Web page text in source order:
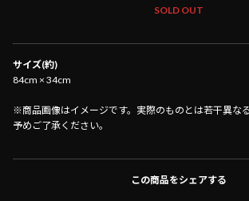
SOLD OUT
サイズ(約)
84cm × 34cm
※商品画像はイメージです。実際のものとは若干異な
予めご了承ください。
この商品をシェアする